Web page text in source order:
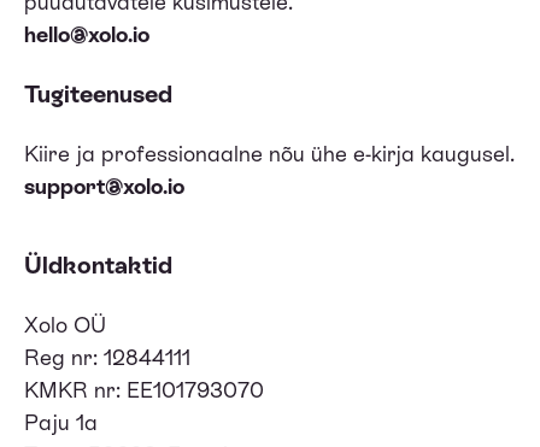
hello@xolo.io
Tugiteenused
Kiire ja professionaalne nõu ühe e-kirja kaugusel.
support@xolo.io
Üldkontaktid
Xolo OÜ
Reg nr: 12844111
KMKR nr: EE101793070
Paju 1a